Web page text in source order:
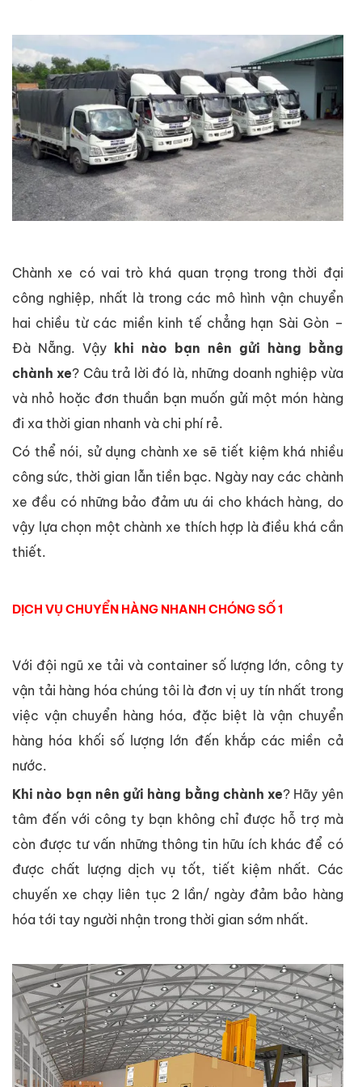
Chành xe có vai trò khá quan trọng trong thời đại
công nghiệp, nhất là trong các mô hình vận chuyển
hai chiều từ các miền kinh tế chẳng hạn Sài Gòn –
Đà Nẵng. Vậy khi nào bạn nên gửi hàng bằng
chành xe? Câu trả lời đó là, những doanh nghiệp vừa
và nhỏ hoặc đơn thuần bạn muốn gửi một món hàng
đi xa thời gian nhanh và chi phí rẻ.
Có thể nói, sử dụng chành xe sẽ tiết kiệm khá nhiều
công sức, thời gian lẫn tiền bạc. Ngày nay các chành
xe đều có những bảo đảm ưu ái cho khách hàng, do
vậy lựa chọn một chành xe thích hợp là điều khá cần
thiết.
DỊCH VỤ CHUYỂN HÀNG NHANH CHÓNG SỐ 1
Với đội ngũ xe tải và container số lượng lớn, công ty
vận tải hàng hóa chúng tôi là đơn vị uy tín nhất trong
việc vận chuyển hàng hóa, đặc biệt là vận chuyển
hàng hóa khối số lượng lớn đến khắp các miền cả
nước.
Khi nào bạn nên gửi hàng bằng chành xe? Hãy yên
tâm đến với công ty bạn không chỉ được hỗ trợ mà
còn được tư vấn những thông tin hữu ích khác để có
được chất lượng dịch vụ tốt, tiết kiệm nhất. Các
chuyến xe chạy liên tục 2 lần/ ngày đảm bảo hàng
hóa tới tay người nhận trong thời gian sớm nhất.